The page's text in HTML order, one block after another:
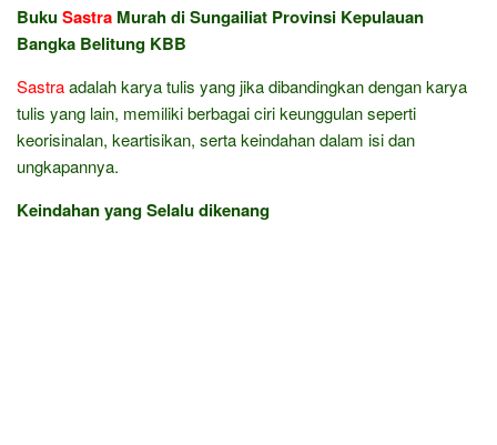
BukuSastra Murah di Sungailiat Provinsi Kepulauan
Bangka Belitung KBB
Sastraadalah karya tulis yang jika dibandingkan dengan karya
tulis yang lain, memiliki berbagai ciri keunggulan seperti
keorisinalan, keartisikan, serta keindahan dalam isi dan
ungkapannya.
Keindahan yang Selalu dikenang